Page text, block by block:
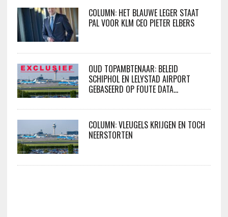
COLUMN: HET BLAUWE LEGER STAAT
PAL VOOR KLM CEO PIETER ELBERS
OUD TOPAMBTENAAR: BELEID
SCHIPHOL EN LELYSTAD AIRPORT
GEBASEERD OP FOUTE DATA…
COLUMN: VLEUGELS KRIJGEN EN TOCH
NEERSTORTEN